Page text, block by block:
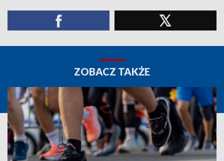
ZOBACZ TAKŻE